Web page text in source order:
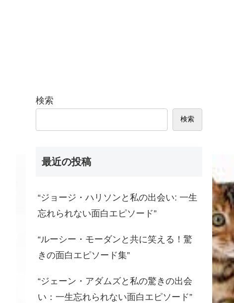
検索
検索
最近の投稿
“ジョージ・ハリソンと私の出会い: 一生
忘れられない面白エピソード”
“ルーシー・モーダンと共に笑える！驚
きの面白エピソード集”
“ジェーン・アダムズと私の驚きの出会
い：一生忘れられない面白エピソード”